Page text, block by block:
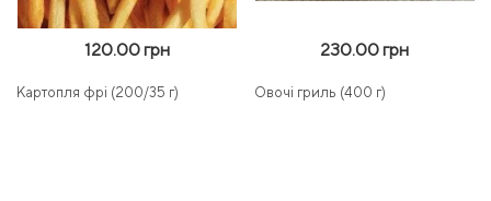
120.00 грн
Картопля фрі (200/35 г)
230.00 грн
Овочі гриль (400 г)